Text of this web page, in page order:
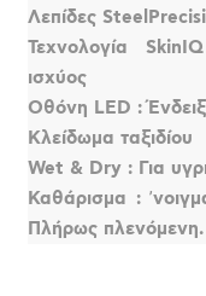
Λεπίδες
Τεχνολογία
ισχύος
Οθόνη LED :
Κλείδωμα ταξιδίου
Wet & Dry : Για
Καθάρισμα :
Πλήρως πλενόμενη.